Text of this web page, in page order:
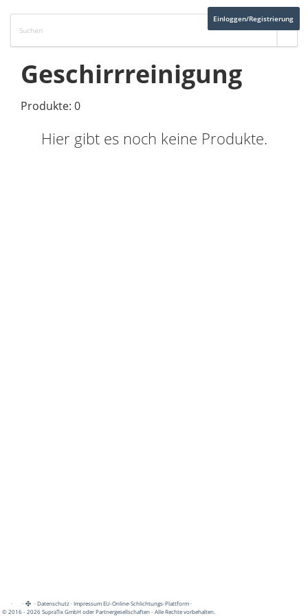
Einloggen/Registrierung
Geschirrreinigung
Produkte: 0
Hier gibt es noch keine Produkte.
· · ·Datenschutz·Impressum EU-Online-Schlichtungs-Plattform·
© 2016 - 2026 SupraTix GmbH oder Partnergesellschaften - Alle Rechte vorbehalten.